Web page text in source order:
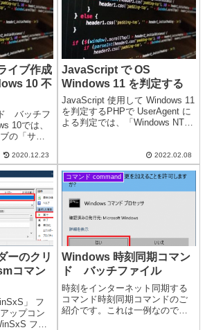
イブ作成
10 不
バッチフ
10では、
の「サイ
ンイン時
をしてい
トワーク
い場...
2020.12.23
JavaScript で OS
Windows 11 を判定する
JavaScript 使用して Windows 11
を判定するPHPで UserAgent に
よる判定では、「Windows NT
なくなっています。「p...2022.02.08
ーのクリ
コマン
」 フ
ップコン
フォ
コマンド command
Windows 時刻同期コマン
ド バッチファイル
時刻をインターネット同期する
コマンド時刻同期コマンドのご
紹介です。これは一例なので自